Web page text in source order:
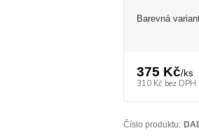
Barevná
375 Kč/ks
310 Kč bez DPH
Číslo produktu: